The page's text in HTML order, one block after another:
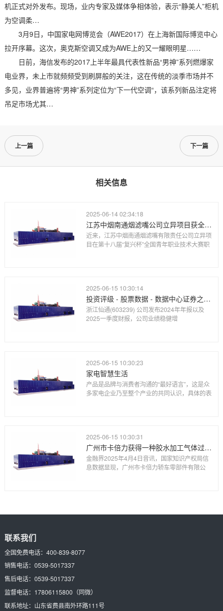
机正式对外发布。现场，业内专家及媒体争相体验，表示“静美人”柜机
为空调柔…
3月9日，中国家电网博览会（AWE2017）在上海新国际博览中心
拉开序幕。这次，奥克斯空调又成为AWE上的又一耀眼明星……
日前，海信发布的2017上半年最具代表性新品“男神”系列燃爆家
电业界，未上市就频频受到刷屏般的关注，这在传统的淡季市场并不
多见，业界普遍将“男神”系列定位为“下一代空调“，该系列新品注定将
吊足市场尤其…
上一篇 下一篇
相关信息
2025-06-14 02:34:18
江苏中烟南通烟滤嘴公司立异项目获全国青年职业技术大赛职工组优胜奖
近来，江苏中烟南通烟滤嘴有限责任公司立异项
目在第十八届“复兴杯”全国青年职业技术大赛职
2025-06-15 10:30:14
投资评级 - 股票数据 - 数据中心证券之星-提炼精华 解开财富密码
浙江仙通(603239) 公司发布2024年年报以及
2025一季度财报，公司业绩稳健增
2025-06-15 10:30:23
家电智慧生活
产品是品牌与消费者沟通的“最好语言”，这是众
多家电企业乃至整个产业的共同认识，具体的表
2025-06-15 10:30:31
广州市卡倍力获得一种胶水加工气体过滤设备专利
金融界2025年4月4日音讯，国家知识产权局信
息数据显现，广州市卡倍力轿车零部件有限公
联系我们
全国免费电话： 400-839-8077
销售电话： 0539-5017337
售后电话： 0539-5017337
监督电话： 17806115800（同微）
联系地址： 山东省费县南外环路111号